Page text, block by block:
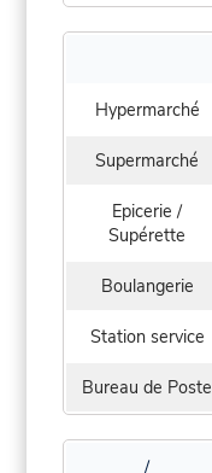
Hypermarché
Supermarché
Epicerie /
Supérette
Boulangerie
Station service
Bureau de Poste
/